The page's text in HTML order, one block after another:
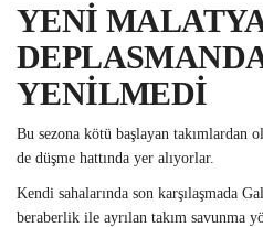
YENİ
YENİLMEDİ
Bu sezona kötü başlayan takımlardan
de düşme hattında yer alıyorlar.
Kendi sahalarında son karşılaşmada
beraberlik ile ayrılan takım savunma